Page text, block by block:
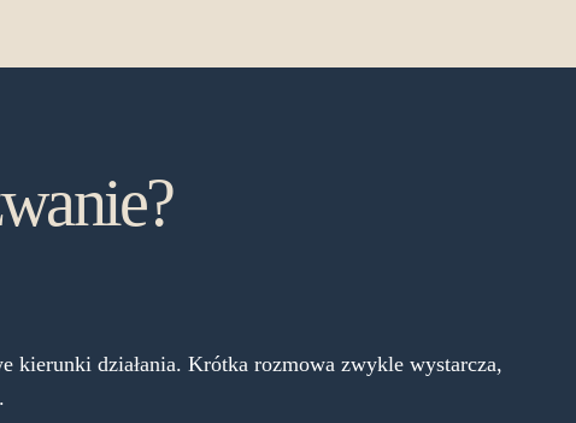
działania. Krótka rozmowa zwykle wystarcza,